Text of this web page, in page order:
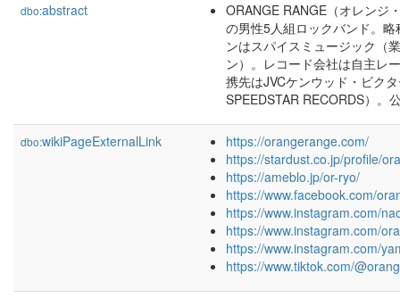
dbo:abstract
ORANGE RANGE（オレンジ
の男性5人組ロックバンド。
ンはスパイスミュージック（
ン）。レコード会社は自主レ
携先はJVCケンウッド・ビク
SPEEDSTAR RECORDS）。
dbo:wikiPageExternalLink
https://orangerange.com/
https://stardust.co.jp/profile/
https://ameblo.jp/or-ryo/
https://www.facebook.com/
https://www.instagram.com/
https://www.instagram.com/
https://www.instagram.com/
https://www.tiktok.com/